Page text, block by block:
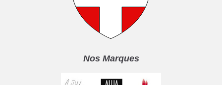
Nos Marques